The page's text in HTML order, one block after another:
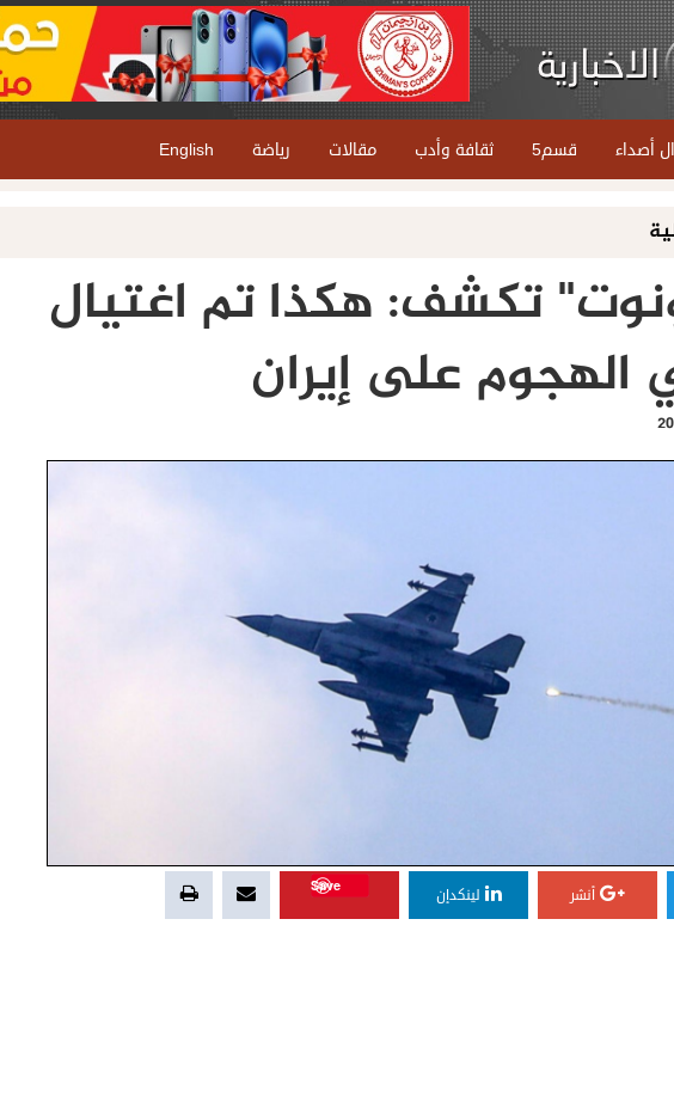
أصداء قسم5 ثقافة وأدب مقالات رياضة English
تكشف: هكذا تم اغتيال
على إيران
أنشر لينكدإن
Save